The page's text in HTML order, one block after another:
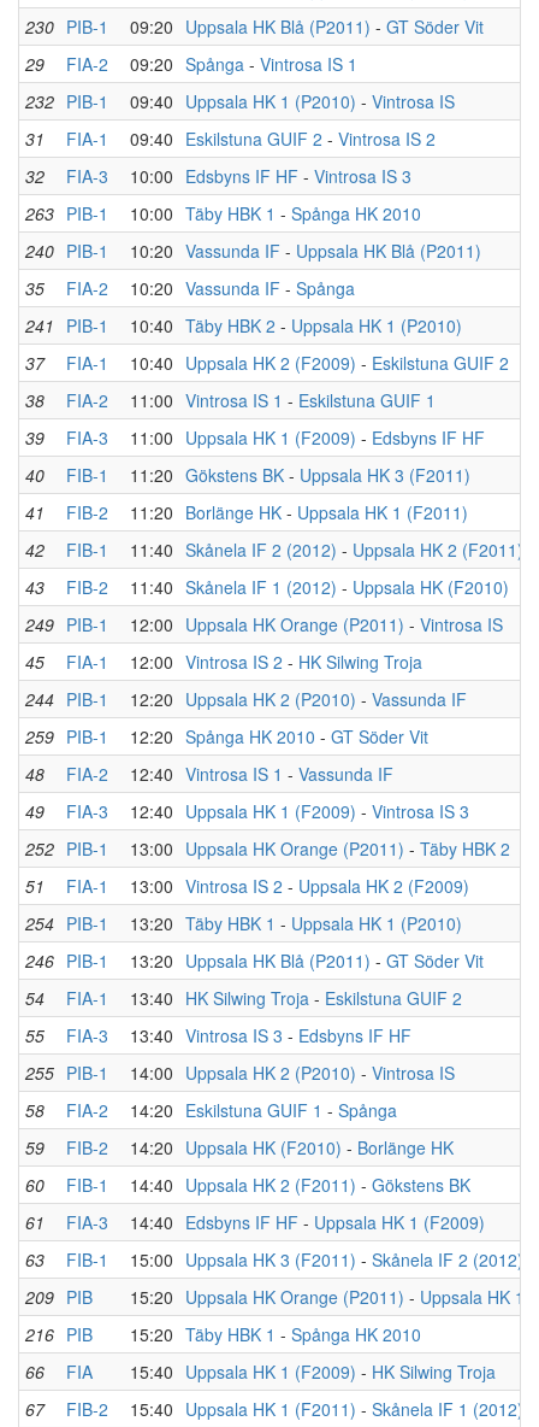
230 PIB-1 09:20 Uppsala HK Blå (P2011) - GT Söder Vit
29
FIA-2 09:20 Spånga - Vintrosa IS 1
232 PIB-1 09:40 Uppsala HK 1 (P2010) - Vintrosa IS
31
FIA-1 09:40 Eskilstuna GUIF 2 - Vintrosa IS 2
32
FIA-3 10:00 Edsbyns IF HF - Vintrosa IS 3
263 PIB-1 10:00 Täby HBK 1 - Spånga HK 2010
240 PIB-1 10:20 Vassunda IF - Uppsala HK Blå (P2011)
35
FIA-2 10:20 Vassunda IF - Spånga
241 PIB-1 10:40 Täby HBK 2 - Uppsala HK 1 (P2010)
37
FIA-1 10:40 Uppsala HK 2 (F2009) - Eskilstuna GUIF 2
38
FIA-2 11:00 Vintrosa IS 1 - Eskilstuna GUIF 1
39
FIA-3 11:00 Uppsala HK 1 (F2009) - Edsbyns IF HF
40
FIB-1 11:20 Gökstens BK - Uppsala HK 3 (F2011)
41
FIB-2 11:20 Borlänge HK - Uppsala HK 1 (F2011)
42
FIB-1 11:40 Skånela IF 2 (2012) - Uppsala HK 2 (F2011)
43
FIB-2 11:40 Skånela IF 1 (2012) - Uppsala HK (F2010)
249 PIB-1 12:00 Uppsala HK Orange (P2011) - Vintrosa IS
45
FIA-1 12:00 Vintrosa IS 2 - HK Silwing Troja
244 PIB-1 12:20 Uppsala HK 2 (P2010) - Vassunda IF
259 PIB-1 12:20 Spånga HK 2010 - GT Söder Vit
48
FIA-2 12:40 Vintrosa IS 1 - Vassunda IF
49
FIA-3 12:40 Uppsala HK 1 (F2009) - Vintrosa IS 3
252 PIB-1 13:00 Uppsala HK Orange (P2011) - Täby HBK 2
51
FIA-1 13:00 Vintrosa IS 2 - Uppsala HK 2 (F2009)
254 PIB-1 13:20 Täby HBK 1 - Uppsala HK 1 (P2010)
246 PIB-1 13:20 Uppsala HK Blå (P2011) - GT Söder Vit
54
FIA-1 13:40 HK Silwing Troja - Eskilstuna GUIF 2
55
FIA-3 13:40 Vintrosa IS 3 - Edsbyns IF HF
255 PIB-1 14:00 Uppsala HK 2 (P2010) - Vintrosa IS
58
FIA-2 14:20 Eskilstuna GUIF 1 - Spånga
59
FIB-2 14:20 Uppsala HK (F2010) - Borlänge HK
60
FIB-1 14:40 Uppsala HK 2 (F2011) - Gökstens BK
61
FIA-3 14:40 Edsbyns IF HF - Uppsala HK 1 (F2009)
63
FIB-1 15:00 Uppsala HK 3 (F2011) - Skånela IF 2 (2012)
209 PIB 15:20 Uppsala HK Orange (P2011) - Uppsala HK 1
216 PIB 15:20 Täby HBK 1 - Spånga HK 2010
66
FIA 15:40 Uppsala HK 1 (F2009) - HK Silwing Troja
67
FIB-2 15:40 Uppsala HK 1 (F2011) - Skånela IF 1 (2012)